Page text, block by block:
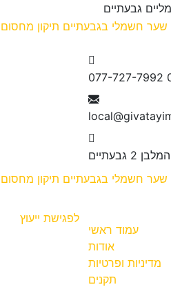
גבעתיים
077-727-7992
המלבן 2 גבעתיים
עמוד ראשי
אודות
מדיניות ופרטיות
תקנים
לפגישת ייעוץ